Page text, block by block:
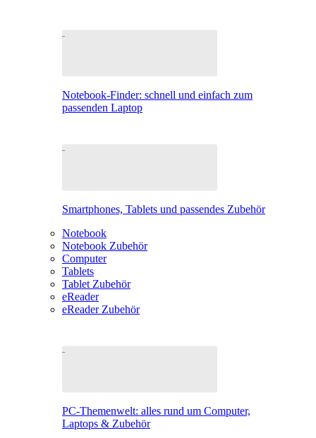
Notebook-Finder: schnell und einfach zum
passenden Laptop
Smartphones, Tablets und passendes Zubehör
Notebook
Notebook Zubehör
Computer
Tablets
Tablet Zubehör
eReader
eReader Zubehör
PC-Themenwelt: alles rund um Computer,
Laptops & Zubehör